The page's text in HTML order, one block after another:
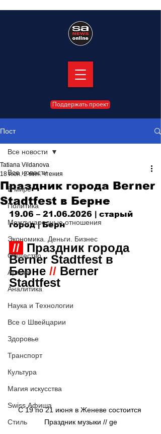
Поддержать проект
Пост
Все новости
В мире
Политика
Международные отношения
Экономика. Деньги. Бизнес
Общество
Армия
Аналитика
Наука и Технологии
Все о Швейцарии
Здоровье
Транспорт
Культура
Магия искусства
Swiss Афиша
Стиль
Все новости
Праздник города Berner
Stadtfest в Берне
Tatiana Vildanova
18 июн. 2 мин. чтения
19.06 – 21.06.2026 | старый
город | Берн
// Праздник города
Berner Stadtfest в
Берне // Berner
Stadtfest
С 19 по 21 июня в Женеве состоится
Праздник музыки // ge